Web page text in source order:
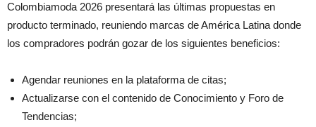
Colombiamoda 2026 presentará las últimas propuestas en
producto terminado, reuniendo marcas de América Latina donde
los compradores podrán gozar de los siguientes beneficios:
Agendar reuniones en la plataforma de citas;
Actualizarse con el contenido de Conocimiento y Foro de
Tendencias;